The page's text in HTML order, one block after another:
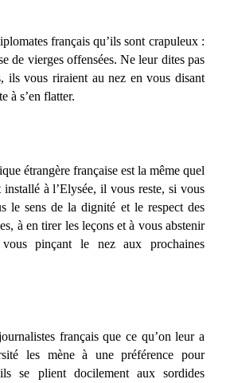
français qu’ils sont crapuleux :
de vierges offensées. Ne leur dites pas
ils vous riraient au nez en vous disant
à s’en flatter.
étrangère française est la même quel
à l’Elysée, il vous reste, si vous
le sens de la dignité et le respect des
à en tirer les leçons et à vous abstenir
pinçant le nez aux prochaines
français que ce qu’on leur a
les mène à une préférence pour
se plient docilement aux sordides